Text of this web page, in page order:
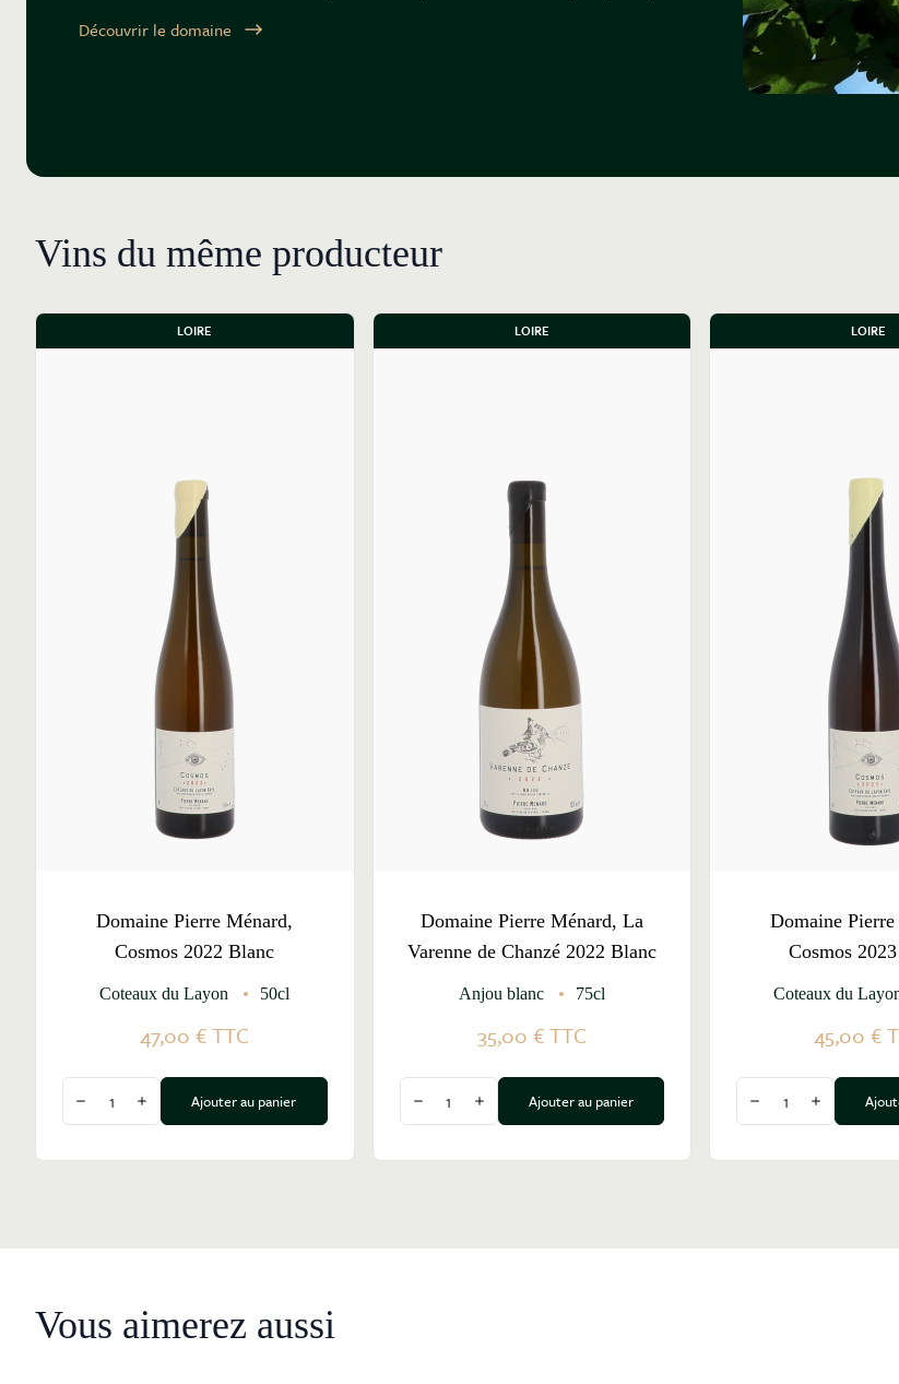
Découvrir le domaine
Vins du même producteur
LOIRE
Domaine Pierre Ménard,
Cosmos 2022 Blanc
Coteaux du Layon 50cl
47,00 €TTC
Diminuer la quantité
Augmenter la quantité
Ajouter au panier
LOIRE
Domaine Pierre Ménard, La
Varenne de Chanzé 2022 Blanc
Anjou blanc 75cl
35,00 €TTC
Diminuer la quantité
Augmenter la quantité
Ajouter au panier
LOIRE
Domaine
Cosmos
Coteaux du
45,00 €
Diminuer la quantité
Augmenter
Vous aimerez aussi